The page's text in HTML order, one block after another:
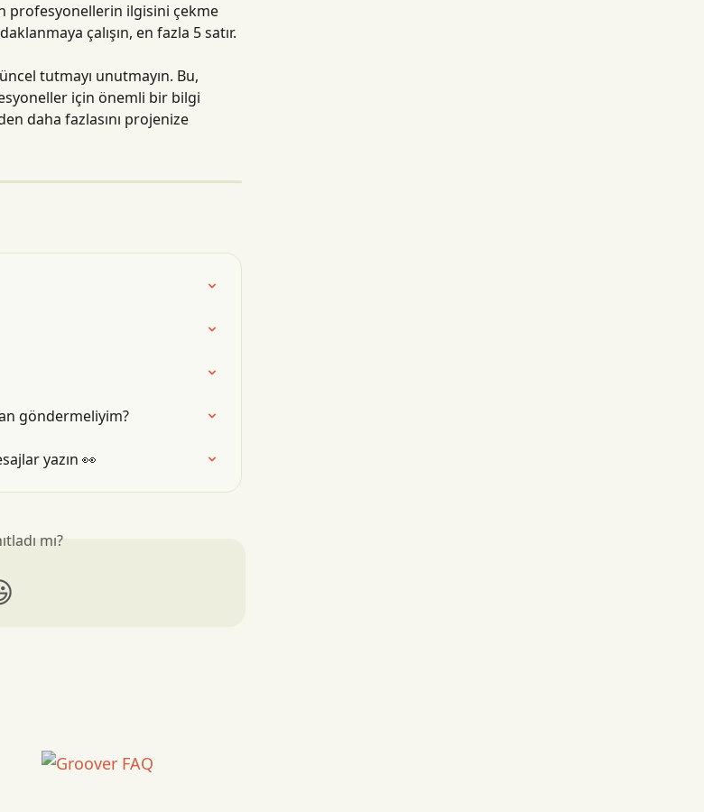
profesyonellerin ilgisini çekme
çalışın, en fazla 5 satır.
tutmayı unutmayın. Bu,
için önemli bir bilgi
daha fazlasını projenize
göndermeliyim?
yazın 👀
mı?